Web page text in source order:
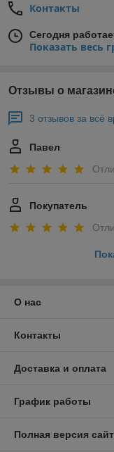
Контакты
Сегодня
Показать весь
Отзывы о
3 отзывов за всё
Павел
Покупатель
О нас
Контакты
Доставка и оплата
График работы
Полная версия